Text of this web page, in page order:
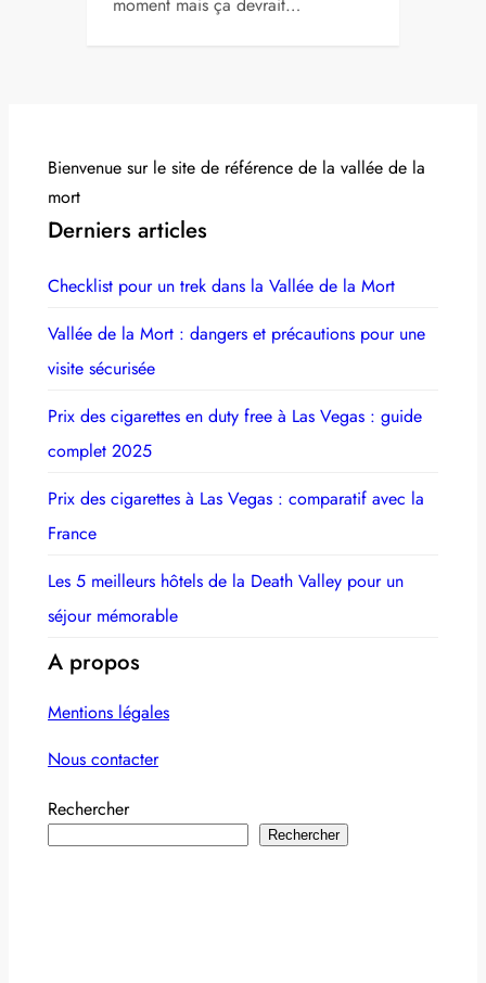
Bienvenue sur le site de référence de la vallée de la
mort
Derniers articles
Checklist pour un trek dans la Vallée de la Mort
Vallée de la Mort : dangers et précautions pour une
visite sécurisée
Prix des cigarettes en duty free à Las Vegas : guide
complet 2025
Prix des cigarettes à Las Vegas : comparatif avec la
France
Les 5 meilleurs hôtels de la Death Valley pour un
séjour mémorable
A propos
Mentions légales
Nous contacter
Rechercher
Rechercher